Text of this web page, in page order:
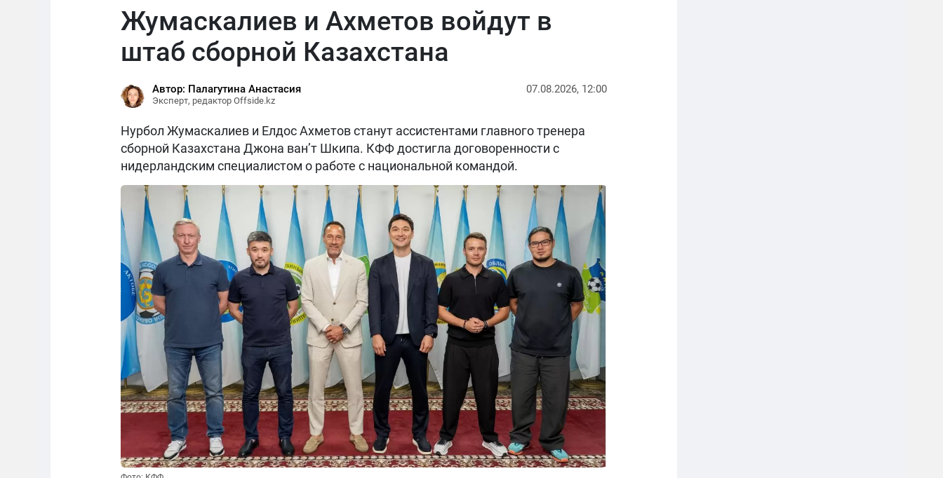
Жумаскалиев и Ахметов войдут в
штаб сборной Казахстана
Автор: Палагутина Анастасия
Эксперт, редактор Offside.kz
07.08.2026, 12:00
Нурбол Жумаскалиев и Елдос Ахметов станут ассистентами главного тренера
сборной Казахстана Джона ван’т Шкипа. КФФ достигла договоренности с
нидерландским специалистом о работе с национальной командой.